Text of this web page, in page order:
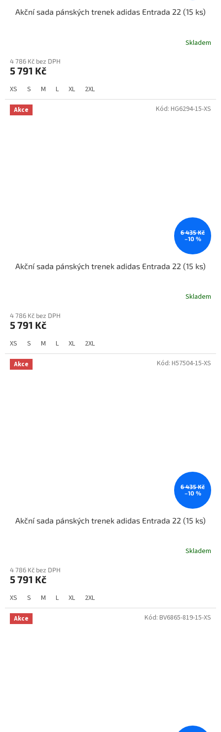
Akční sada pánských trenek adidas Entrada 22 (15 ks)
Skladem
4 786 Kč bez DPH
5 791 Kč
XS S M L XL 2XL
Akce
6 435 Kč
–10 %
Akční sada pánských trenek adidas Entrada 22 (15 ks)
Skladem
4 786 Kč bez DPH
5 791 Kč
XS S M L XL 2XL
Kód: HG6294-15-XS
Akce
6 435 Kč
–10 %
Akční sada pánských trenek adidas Entrada 22 (15 ks)
Skladem
4 786 Kč bez DPH
5 791 Kč
XS S M L XL 2XL
Kód: H57504-15-XS
Akce Kód: BV6865-819-15-XS